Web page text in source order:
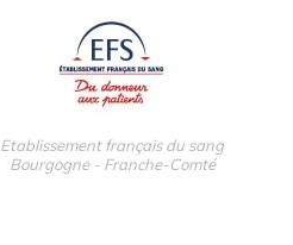
Etablissement français du sang
Bourgogne - Franche-Comté